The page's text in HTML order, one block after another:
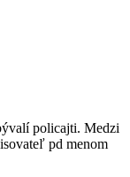
policajti. Medzi
pd menom